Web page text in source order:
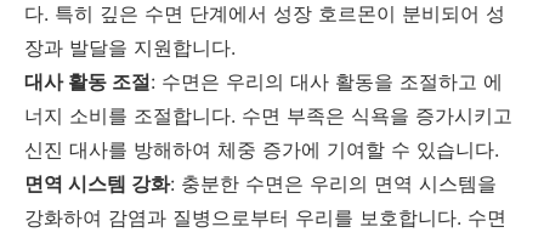
다. 특히 깊은 수면 단계에서 성장 호르몬이 분비되어 성
장과 발달을 지원합니다.
대사 활동 조절: 수면은 우리의 대사 활동을 조절하고 에
너지 소비를 조절합니다. 수면 부족은 식욕을 증가시키고
신진 대사를 방해하여 체중 증가에 기여할 수 있습니다.
면역 시스템 강화: 충분한 수면은 우리의 면역 시스템을
강화하여 감염과 질병으로부터 우리를 보호합니다. 수면